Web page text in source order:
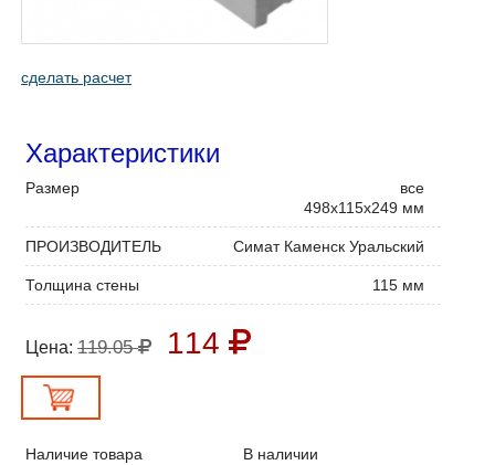
сделать расчет
Характеристики
Размер
все
498х115х249 мм
ПРОИЗВОДИТЕЛЬ Симат Каменск Уральский
Толщина стены 115 мм
Цена:119.05 114
Наличие товара В наличии